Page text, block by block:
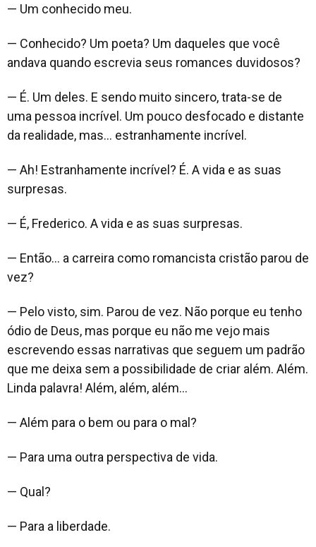
— Um conhecido meu.
— Conhecido? Um poeta? Um daqueles que você
andava quando escrevia seus romances duvidosos?
— É. Um deles. E sendo muito sincero, trata-se de
uma pessoa incrível. Um pouco desfocado e distante
da realidade, mas… estranhamente incrível.
— Ah! Estranhamente incrível? É. A vida e as suas
surpresas.
— É, Frederico. A vida e as suas surpresas.
— Então… a carreira como romancista cristão parou de
vez?
— Pelo visto, sim. Parou de vez. Não porque eu tenho
ódio de Deus, mas porque eu não me vejo mais
escrevendo essas narrativas que seguem um padrão
que me deixa sem a possibilidade de criar além. Além.
Linda palavra! Além, além, além…
— Além para o bem ou para o mal?
— Para uma outra perspectiva de vida.
— Qual?
— Para a liberdade.